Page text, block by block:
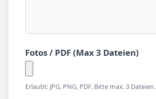
Fotos / PDF (Max 3 Dateien)
Erlaubt: JPG, PNG, PDF. Bitte max. 3 Dateien.